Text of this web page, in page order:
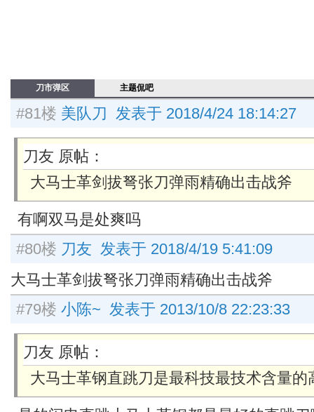
刀市弹区 主题侃吧
#81楼 美队刀 发表于 2018/4/24 18:14:27
刀友 原帖：
大马士革剑拔弩张刀弹雨精确出击战斧
有啊双马是处爽吗
#80楼 刀友 发表于 2018/4/19 5:41:09
大马士革剑拔弩张刀弹雨精确出击战斧
#79楼 小陈~ 发表于 2013/10/8 22:23:33
刀友 原帖：
大马士革钢直跳刀是最科技最技术含量的